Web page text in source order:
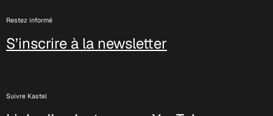
Restez informé
S’inscrire à la newsletter
Suivre Kastel